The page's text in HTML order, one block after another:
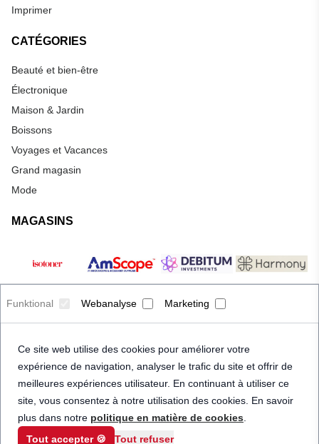
Funktional Webanalyse Marketing
Ce site web utilise des cookies pour améliorer votre
expérience de navigation, analyser le trafic du site et offrir de
meilleures expériences utilisateur. En continuant à utiliser ce
site, vous consentez à notre utilisation des cookies. En savoir
plus dans notre politique en matière de cookies
Tout accepter 🍪
Tout refuser
Imprimer
CATÉGORIES
Beauté et bien-être
Électronique
Maison & Jardin
Boissons
Voyages et Vacances
Grand magasin
Mode
MAGASINS